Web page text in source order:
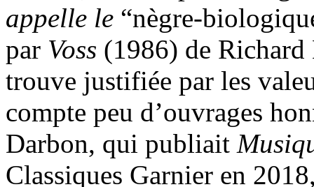
appelle le “nègre-
par Voss (1986) de Richard
trouve justifiée par les
compte peu d’ouvrages
Darbon, qui publiait
Classiques Garnier en